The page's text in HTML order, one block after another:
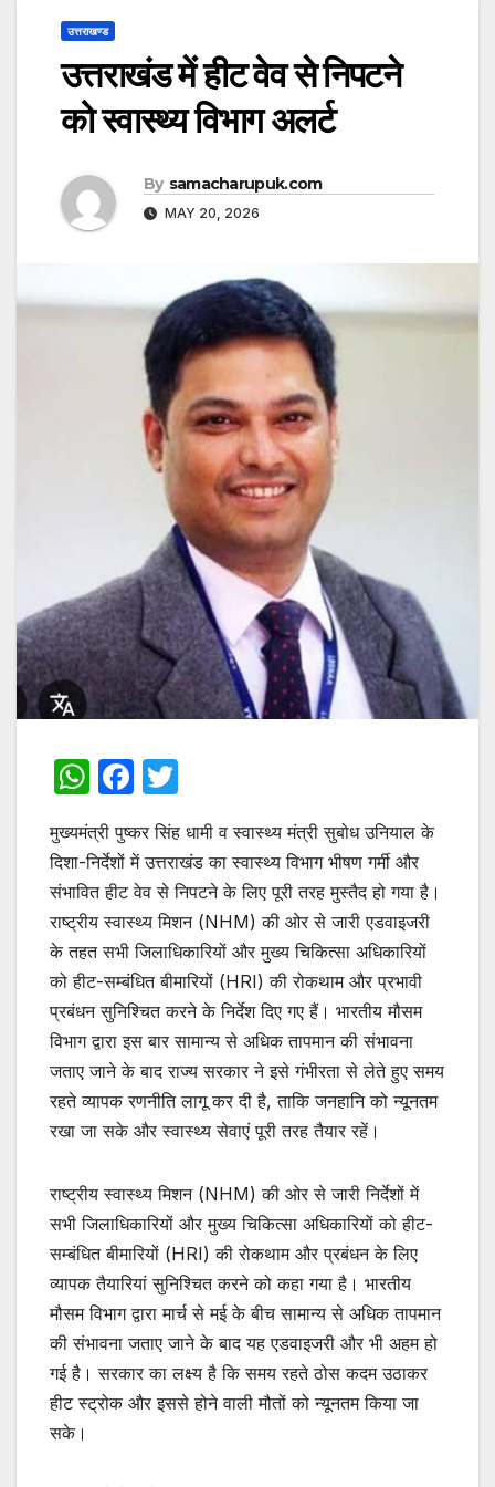
उत्तराखण्ड
उत्तराखंड में हीट वेव से निपटने
को स्वास्थ्य विभाग अलर्ट
By samacharupuk.com
MAY 20, 2026
W
h
at
s
A
p
p
F
c
e
b
o
o
k
w
itt
er
मुख्यमंत्री पुष्कर सिंह धामी व स्वास्थ्य मंत्री सुबोध उनियाल के
दिशा-निर्देशों में उत्तराखंड का स्वास्थ्य विभाग भीषण गर्मी और
संभावित हीट वेव से निपटने के लिए पूरी तरह मुस्तैद हो गया है।
राष्ट्रीय स्वास्थ्य मिशन (NHM) की ओर से जारी एडवाइजरी
के तहत सभी जिलाधिकारियों और मुख्य चिकित्सा अधिकारियों
को हीट-सम्बंधित बीमारियों (HRI) की रोकथाम और प्रभावी
प्रबंधन सुनिश्चित करने के निर्देश दिए गए हैं। भारतीय मौसम
विभाग द्वारा इस बार सामान्य से अधिक तापमान की संभावना
जताए जाने के बाद राज्य सरकार ने इसे गंभीरता से लेते हुए समय
रहते व्यापक रणनीति लागू कर दी है, ताकि जनहानि को न्यूनतम
रखा जा सके और स्वास्थ्य सेवाएं पूरी तरह तैयार रहें।
राष्ट्रीय स्वास्थ्य मिशन (NHM) की ओर से जारी निर्देशों में
सभी जिलाधिकारियों और मुख्य चिकित्सा अधिकारियों को हीट-
सम्बंधित बीमारियों (HRI) की रोकथाम और प्रबंधन के लिए
व्यापक तैयारियां सुनिश्चित करने को कहा गया है। भारतीय
मौसम विभाग द्वारा मार्च से मई के बीच सामान्य से अधिक तापमान
की संभावना जताए जाने के बाद यह एडवाइजरी और भी अहम हो
गई है। सरकार का लक्ष्य है कि समय रहते ठोस कदम उठाकर
हीट स्ट्रोक और इससे होने वाली मौतों को न्यूनतम किया जा
सके।